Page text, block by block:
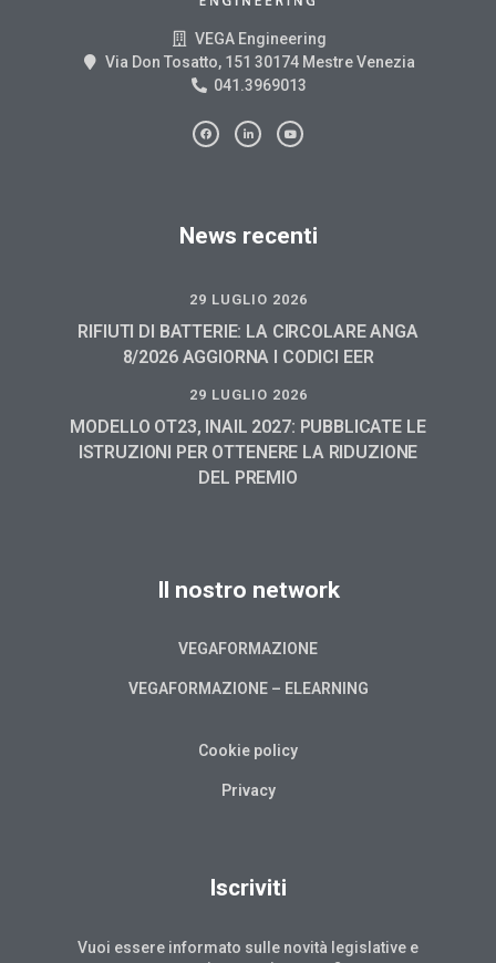
VEGA Engineering
Via Don Tosatto, 151 30174 Mestre Venezia
041.3969013
News recenti
29 LUGLIO 2026
RIFIUTI DI BATTERIE: LA CIRCOLARE ANGA
8/2026 AGGIORNA I CODICI EER
29 LUGLIO 2026
MODELLO OT23, INAIL 2027: PUBBLICATE LE
ISTRUZIONI PER OTTENERE LA RIDUZIONE
DEL PREMIO
Il nostro network
VEGAFORMAZIONE
VEGAFORMAZIONE – ELEARNING
Cookie policy
Privacy
Iscriviti
Vuoi essere informato sulle novità legislative e